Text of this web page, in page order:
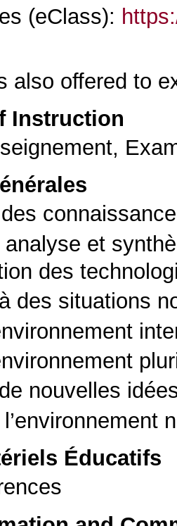
(eClass):
also offered to
Instruction
et
des
des situations
nouvelles
Éducatifs